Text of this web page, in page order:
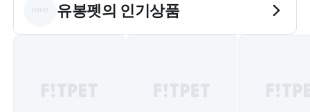
유봉펫의 인기상품